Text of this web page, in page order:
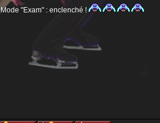
Mode "Exam" : enclenché !